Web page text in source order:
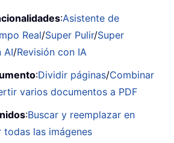
:Asistente de
Real/Super Pulir/Super
AI/Revisión con IA
:Dividir páginas/Combinar
varios documentos a PDF
:Buscar y reemplazar en
todas las imágenes